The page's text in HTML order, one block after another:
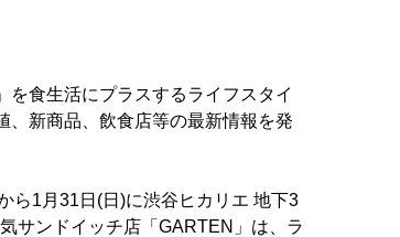
を食生活にプラスするライフスタイ
、新商品、飲食店等の最新情報を発
ら1月31日(日)に渋谷ヒカリエ 地下3
サンドイッチ店「GARTEN」は、ラ